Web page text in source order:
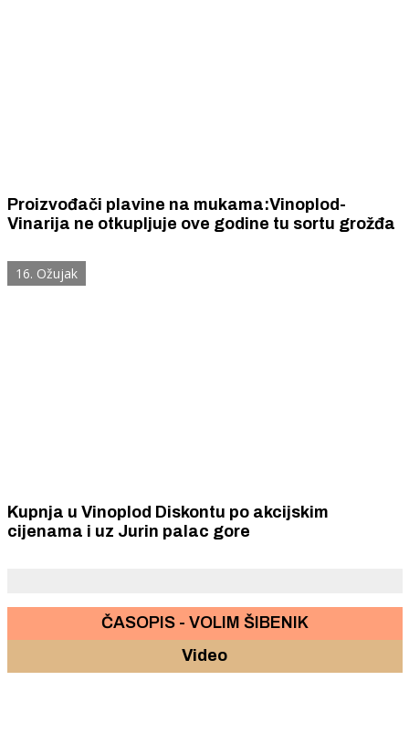
Proizvođači plavine na mukama:Vinoplod-
Vinarija ne otkupljuje ove godine tu sortu grožđa
16. Ožujak
Kupnja u Vinoplod Diskontu po akcijskim
cijenama i uz Jurin palac gore
ČASOPIS - VOLIM ŠIBENIK
Video